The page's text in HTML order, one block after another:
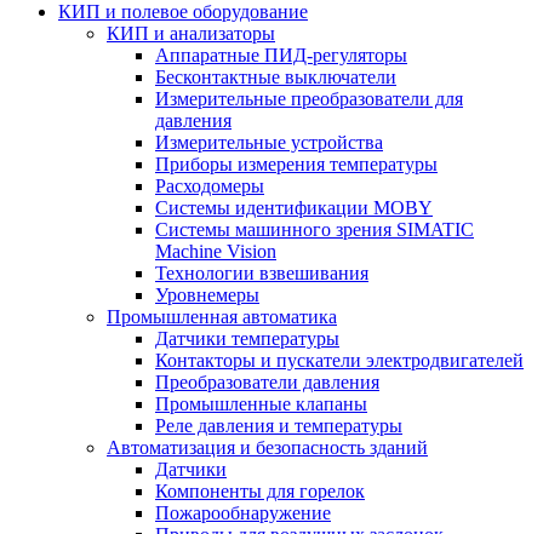
КИП и полевое оборудование
КИП и анализаторы
Аппаратные ПИД-регуляторы
Бесконтактные выключатели
Измерительные преобразователи для
давления
Измерительные устройства
Приборы измерения температуры
Расходомеры
Системы идентификации MOBY
Системы машинного зрения SIMATIC
Machine Vision
Технологии взвешивания
Уровнемеры
Промышленная автоматика
Датчики температуры
Контакторы и пускатели электродвигателей
Преобразователи давления
Промышленные клапаны
Реле давления и температуры
Автоматизация и безопасность зданий
Датчики
Компоненты для горелок
Пожарообнаружение